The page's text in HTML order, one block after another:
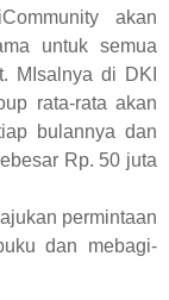
akan
untuk semua
MIsalnya di DKI
rata-rata akan
bulannya dan
Rp. 50 juta
permintaan
dan mebagi-